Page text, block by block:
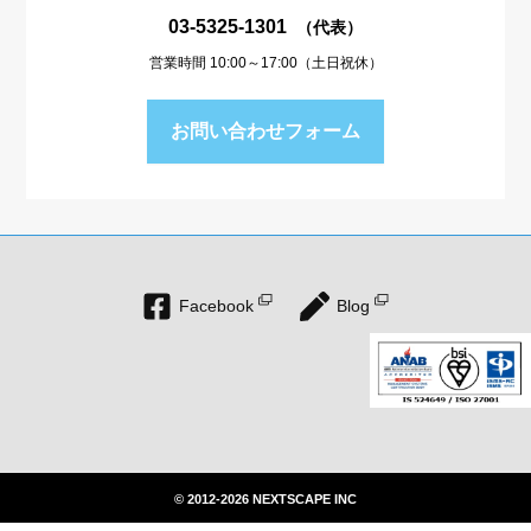
03-5325-1301 （代表）
営業時間 10:00～17:00（土日祝休）
お問い合わせフォーム
Facebook Blog
© 2012-2026 NEXTSCAPE INC